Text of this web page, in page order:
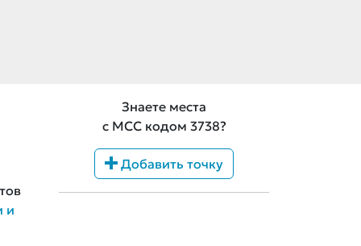
и
Знаете места
с MCC кодом 3738?
Добавить точку